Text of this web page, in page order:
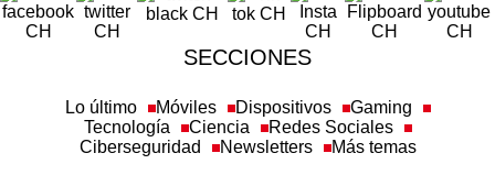
SECCIONES
Lo último Móviles Dispositivos
Gaming
Tecnología
Ciencia
Redes Sociales
Ciberseguridad
Newsletters Más temas